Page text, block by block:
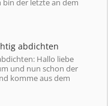
der letzte an dem
abdichten
Hallo liebe
und nun schon der
komme aus dem